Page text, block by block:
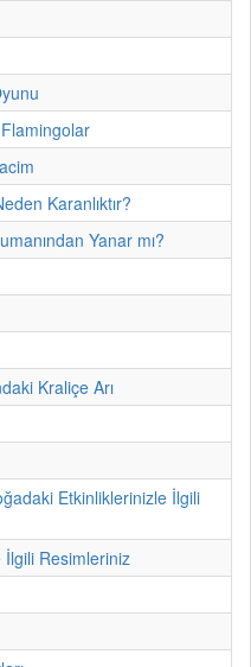
Karanlıktır?
Yanar mı?
Kraliçe Arı
Etkinliklerinizle İlgili
Resimleriniz